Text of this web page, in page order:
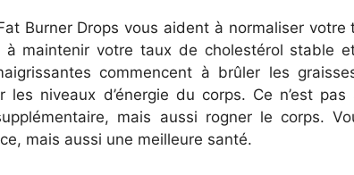
Burner Drops vous aident à normaliser
à maintenir votre taux de cholestérol stable
commencent à brûler les
les niveaux d’énergie du corps. Ce n’est
mais aussi rogner le corps.
mais aussi une meilleure santé.